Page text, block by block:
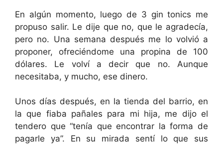
En algún momento, luego de 3 gin tonics me
propuso salir. Le dije que no, que le agradecía,
pero no. Una semana después me lo volvió a
proponer, ofreciéndome una propina de 100
dólares. Le volví a decir que no. Aunque
necesitaba, y mucho, ese dinero.
Unos días después, en la tienda del barrio, en
la que fiaba pañales para mi hija, me dijo el
tendero que “tenía que encontrar la forma de
pagarle ya”. En su mirada sentí lo que sus